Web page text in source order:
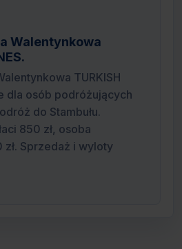
Walentynkowa
TURKISH
dla osób podróżujących
do Stambułu.
850 zł, osoba
Sprzedaż i wyloty